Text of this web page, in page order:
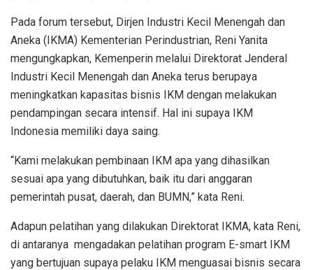
Pada forum tersebut, Dirjen Industri Kecil Menengah dan
Aneka (IKMA) Kementerian Perindustrian, Reni Yanita
mengungkapkan, Kemenperin melalui Direktorat Jenderal
Industri Kecil Menengah dan Aneka terus berupaya
meningkatkan kapasitas bisnis IKM dengan melakukan
pendampingan secara intensif. Hal ini supaya IKM
Indonesia memiliki daya saing.
“Kami melakukan pembinaan IKM apa yang dihasilkan
sesuai apa yang dibutuhkan, baik itu dari anggaran
pemerintah pusat, daerah, dan BUMN,” kata Reni.
Adapun pelatihan yang dilakukan Direktorat IKMA, kata Reni,
di antaranya mengadakan pelatihan program E-smart IKM
yang bertujuan supaya pelaku IKM menguasai bisnis secara